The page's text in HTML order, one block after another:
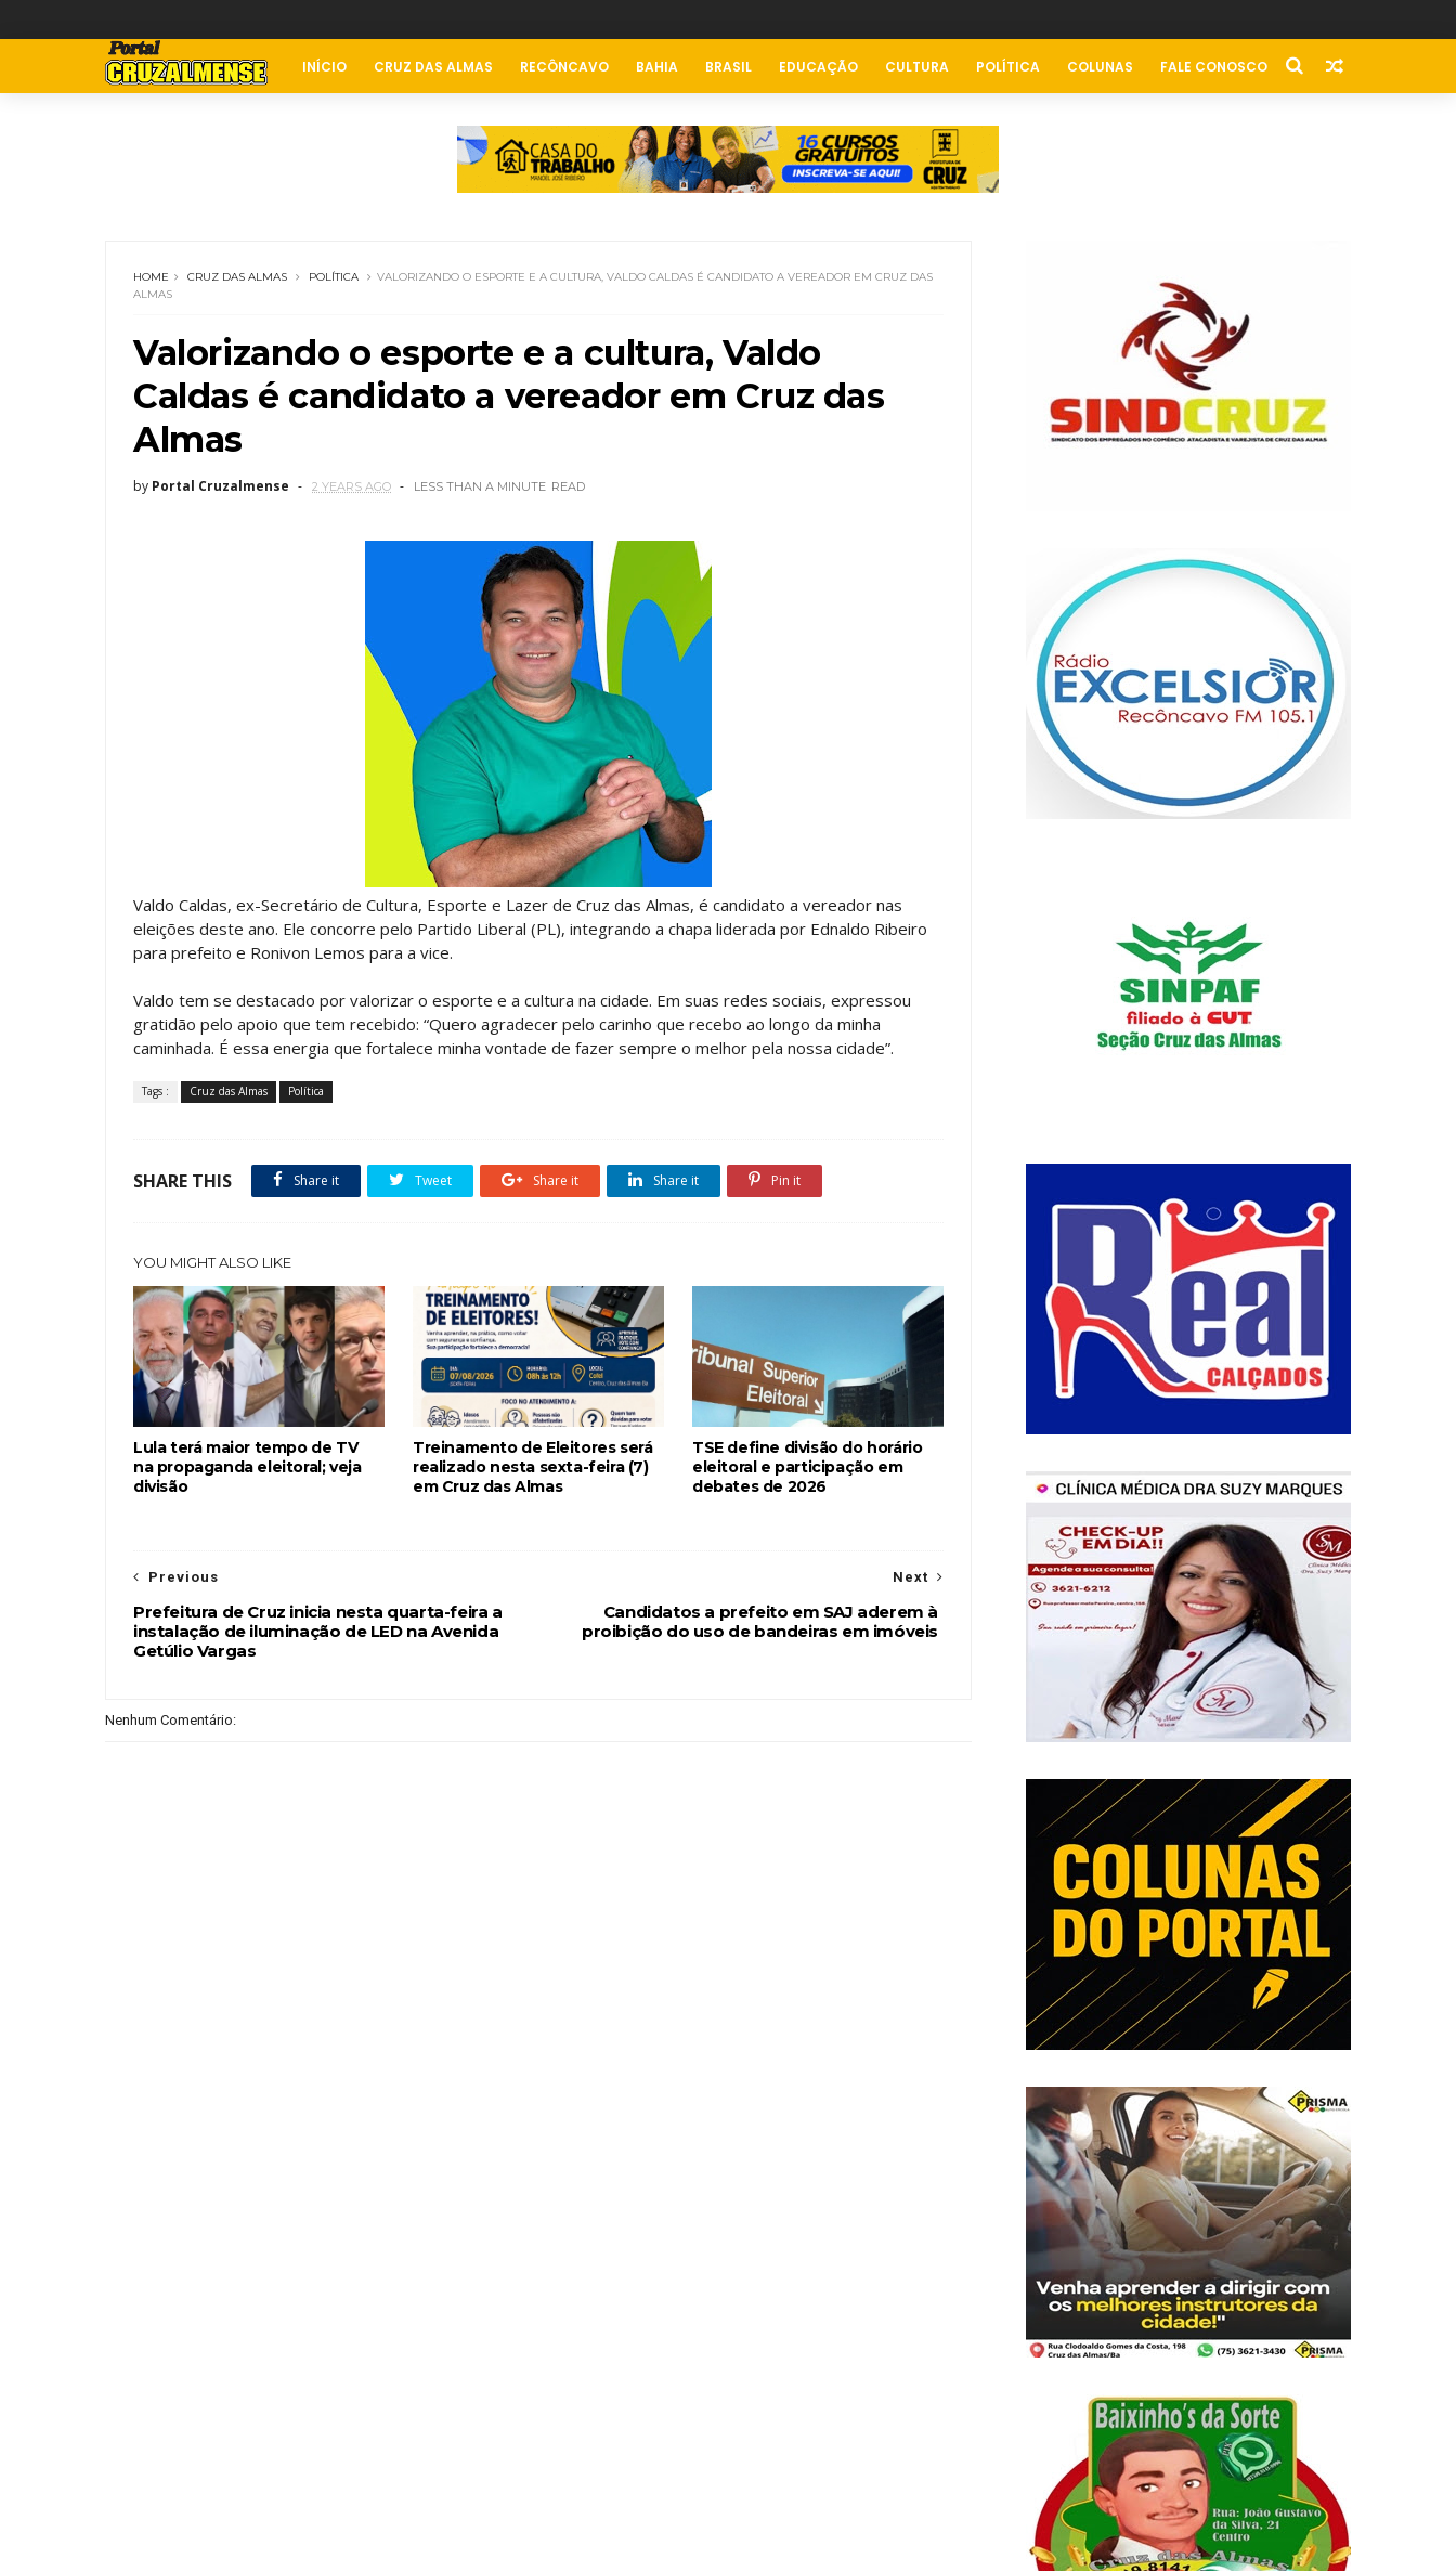
INÍCIO CRUZ DAS ALMAS RECÔNCAVO BAHIA BRASIL EDUCAÇÃO CULTURA POLÍTICA COLUNAS FALE CONOSCO
HOME CRUZ DAS ALMAS POLÍTICA
VALORIZANDO O ESPORTE E A CULTURA, VALDO CALDAS É CANDIDATO A VEREADOR EM CRUZ DAS
ALMAS
Valorizando o esporte e a cultura, Valdo
Caldas é candidato a vereador em Cruz das
Almas
by Portal Cruzalmense 2 YEARS AGO LESS THAN A MINUTE READ
Valdo Caldas, ex-Secretário de Cultura, Esporte e Lazer de Cruz das Almas, é candidato a vereador nas
eleições deste ano. Ele concorre pelo Partido Liberal (PL), integrando a chapa liderada por Ednaldo Ribeiro
para prefeito e Ronivon Lemos para a vice.
Valdo tem se destacado por valorizar o esporte e a cultura na cidade. Em suas redes sociais, expressou
gratidão pelo apoio que tem recebido: “Quero agradecer pelo carinho que recebo ao longo da minha
caminhada. É essa energia que fortalece minha vontade de fazer sempre o melhor pela nossa cidade”.
Tags : Cruz das Almas Política
SHARE THIS Share it Tweet Share it Share it Pin it
YOU MIGHT ALSO LIKE
Lula terá maior tempo de TV
na propaganda eleitoral; veja
divisão
Treinamento de Eleitores será
realizado nesta sexta-feira (7)
em Cruz das Almas
TSE define divisão do horário
eleitoral e participação em
debates de 2026
Next
Candidatos a prefeito em SAJ aderem à
proibição do uso de bandeiras em imóveis
Previous
Prefeitura de Cruz inicia nesta quarta-feira a
instalação de iluminação de LED na Avenida
Getúlio Vargas
Nenhum Comentário: